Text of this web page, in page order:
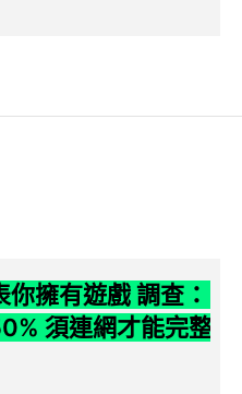
擁有遊戲 調查：
須連網才能完整